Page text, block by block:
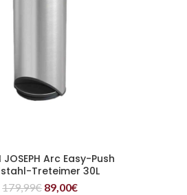
WEITERLESEN
JOSEPH Arc Easy-Push
Treteimer 30L
179,99€ 89,00€